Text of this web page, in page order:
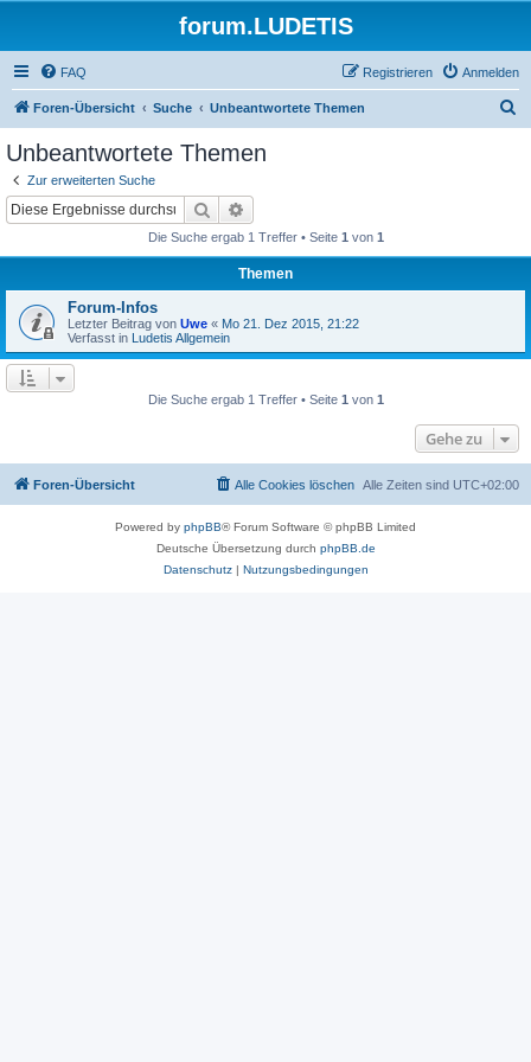
forum.LUDETIS
FAQ Anmelden
Registrieren
Foren-Übersicht Suche Unbeantwortete Themen
Unbeantwortete Themen
Zur erweiterten Suche
Suche
Die Suche ergab 1 Treffer • Seite 1 von 1
Themen
Forum-Infos
Letzter Beitrag von Uwe « Mo 21. Dez 2015, 21:22
Verfasst in Ludetis Allgemein
Die Suche ergab 1 Treffer • Seite 1 von 1
Gehe zu
Foren-Übersicht Alle Zeiten sind UTC+02:00
Alle Cookies löschen
Powered by phpBB® Forum Software © phpBB Limited
Deutsche Übersetzung durch phpBB.de
Datenschutz| Nutzungsbedingungen